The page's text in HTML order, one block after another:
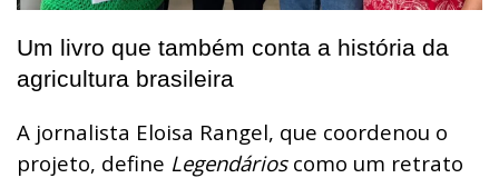
Um livro que também conta a história da
agricultura brasileira
A jornalista Eloisa Rangel, que coordenou o
projeto, define Legendárioscomo um retrato